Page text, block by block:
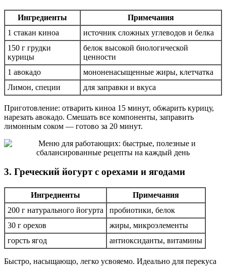
Ингредиенты
Примечания
1 стакан киноа
источник сложных углеводов и белка
150 г грудки
курицы
белок высокой биологической
ценности
1 авокадо
мононенасыщенные жиры, клетчатка
Лимон, специи
для заправки и вкуса
Приготовление: отварить киноа 15 минут, обжарить курицу,
нарезать авокадо. Смешать все компоненты, заправить
лимонным соком — готово за 20 минут.
3. Греческий йогурт с орехами и ягодами
Ингредиенты
Примечания
200 г натурального йогурта
пробиотики, белок
30 г орехов
жиры, микроэлементы
горсть ягод
антиоксиданты, витамины
Быстро, насыщающо, легко усвояемо. Идеально для перекуса